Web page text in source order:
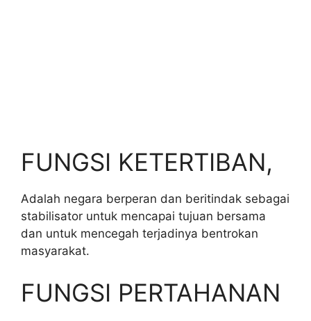
FUNGSI KETERTIBAN,
Adalah negara berperan dan beritindak sebagai
stabilisator untuk mencapai tujuan bersama
dan untuk mencegah terjadinya bentrokan
masyarakat.
FUNGSI PERTAHANAN